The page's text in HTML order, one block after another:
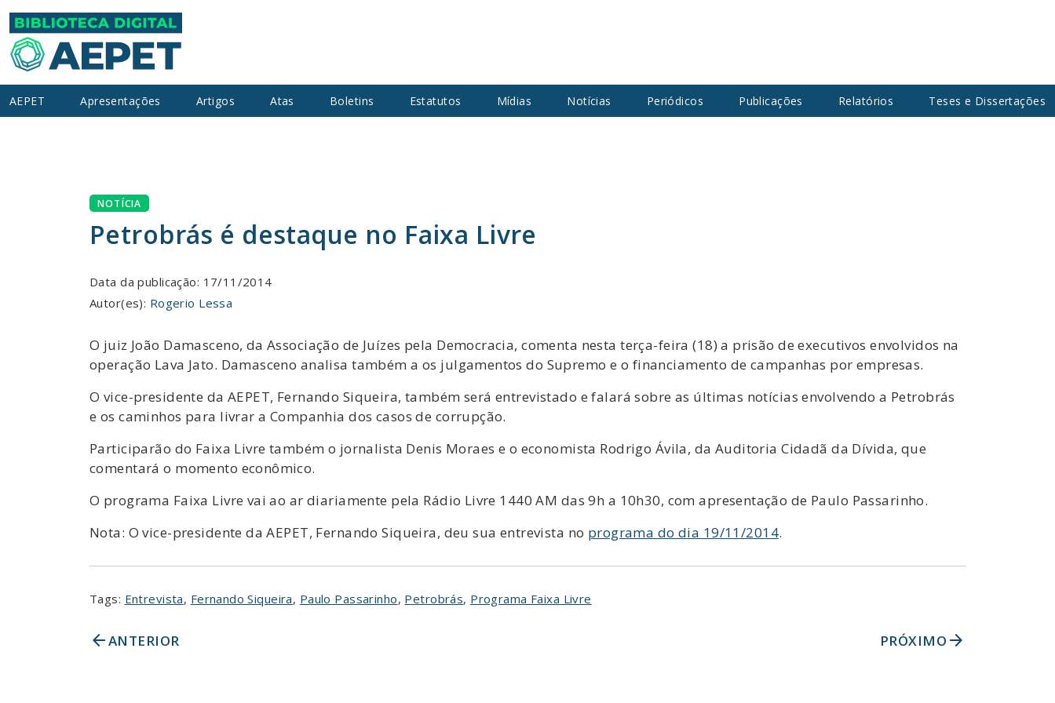
AEPET Apresentações Artigos Atas Boletins Estatutos Mídias Notícias Periódicos Publicações Relatórios Teses e Dissertações
NOTÍCIA
Petrobrás é destaque no Faixa Livre
Data da publicação: 17/11/2014
Autor(es): Rogerio Lessa
O juiz João Damasceno, da Associação de Juízes pela Democracia, comenta nesta terça-feira (18) a prisão de executivos envolvidos na
operação Lava Jato. Damasceno analisa também a os julgamentos do Supremo e o financiamento de campanhas por empresas.
O vice-presidente da AEPET, Fernando Siqueira, também será entrevistado e falará sobre as últimas notícias envolvendo a Petrobrás
e os caminhos para livrar a Companhia dos casos de corrupção.
Participarão do Faixa Livre também o jornalista Denis Moraes e o economista Rodrigo Ávila, da Auditoria Cidadã da Dívida, que
comentará o momento econômico.
O programa Faixa Livre vai ao ar diariamente pela Rádio Livre 1440 AM das 9h a 10h30, com apresentação de Paulo Passarinho.
Nota: O vice-presidente da AEPET, Fernando Siqueira, deu sua entrevista no programa do dia 19/11/2014.
Tags: Entrevista, Fernando Siqueira, Paulo Passarinho, Petrobrás, Programa Faixa Livre
arrow_backANTERIOR PRÓXIMO arrow_forward